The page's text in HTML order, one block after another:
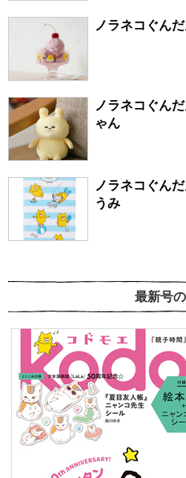
ノラネコぐん
ゃん
ノラネコぐん
うみ
最新号